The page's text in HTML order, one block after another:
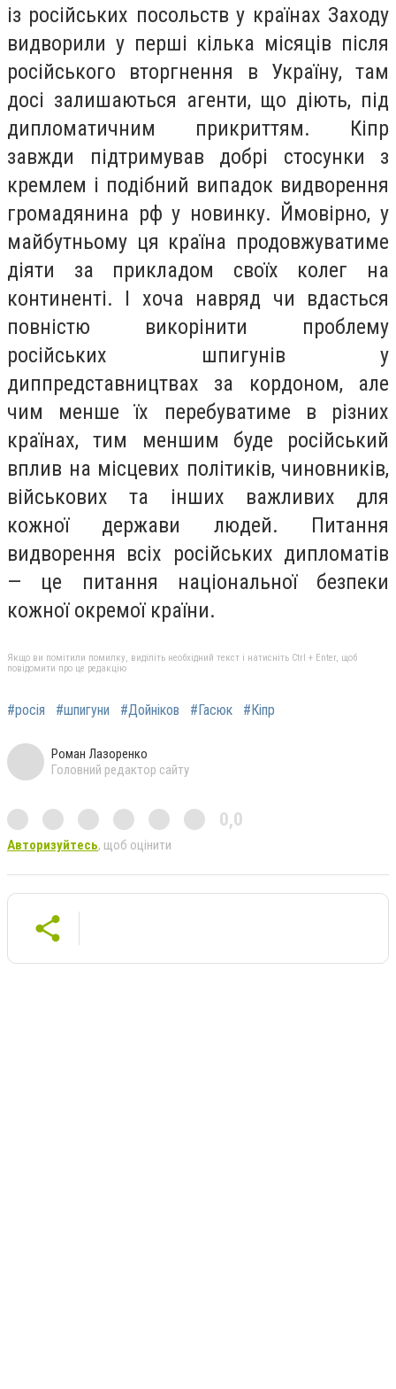
із російських посольств у країнах Заходу
видворили у перші кілька місяців після
російського вторгнення в Україну, там
досі залишаються агенти, що діють, під
дипломатичним прикриттям. Кіпр
завжди підтримував добрі стосунки з
кремлем і подібний випадок видворення
громадянина рф у новинку. Ймовірно, у
майбутньому ця країна продовжуватиме
діяти за прикладом своїх колег на
континенті. І хоча навряд чи вдасться
повністю викорінити проблему
російських шпигунів у
диппредставництвах за кордоном, але
чим менше їх перебуватиме в різних
країнах, тим меншим буде російський
вплив на місцевих політиків, чиновників,
військових та інших важливих для
кожної держави людей. Питання
видворення всіх російських дипломатів
— це питання національної безпеки
кожної окремої країни.
Якщо ви помітили помилку, виділіть необхідний текст і натисніть Ctrl + Enter, щоб
повідомити про це редакцію
#росія #шпигуни #Дойніков #Гасюк #Кіпр
Роман Лазоренко
Головний редактор сайту
0,0
Авторизуйтесь, щоб оцінити